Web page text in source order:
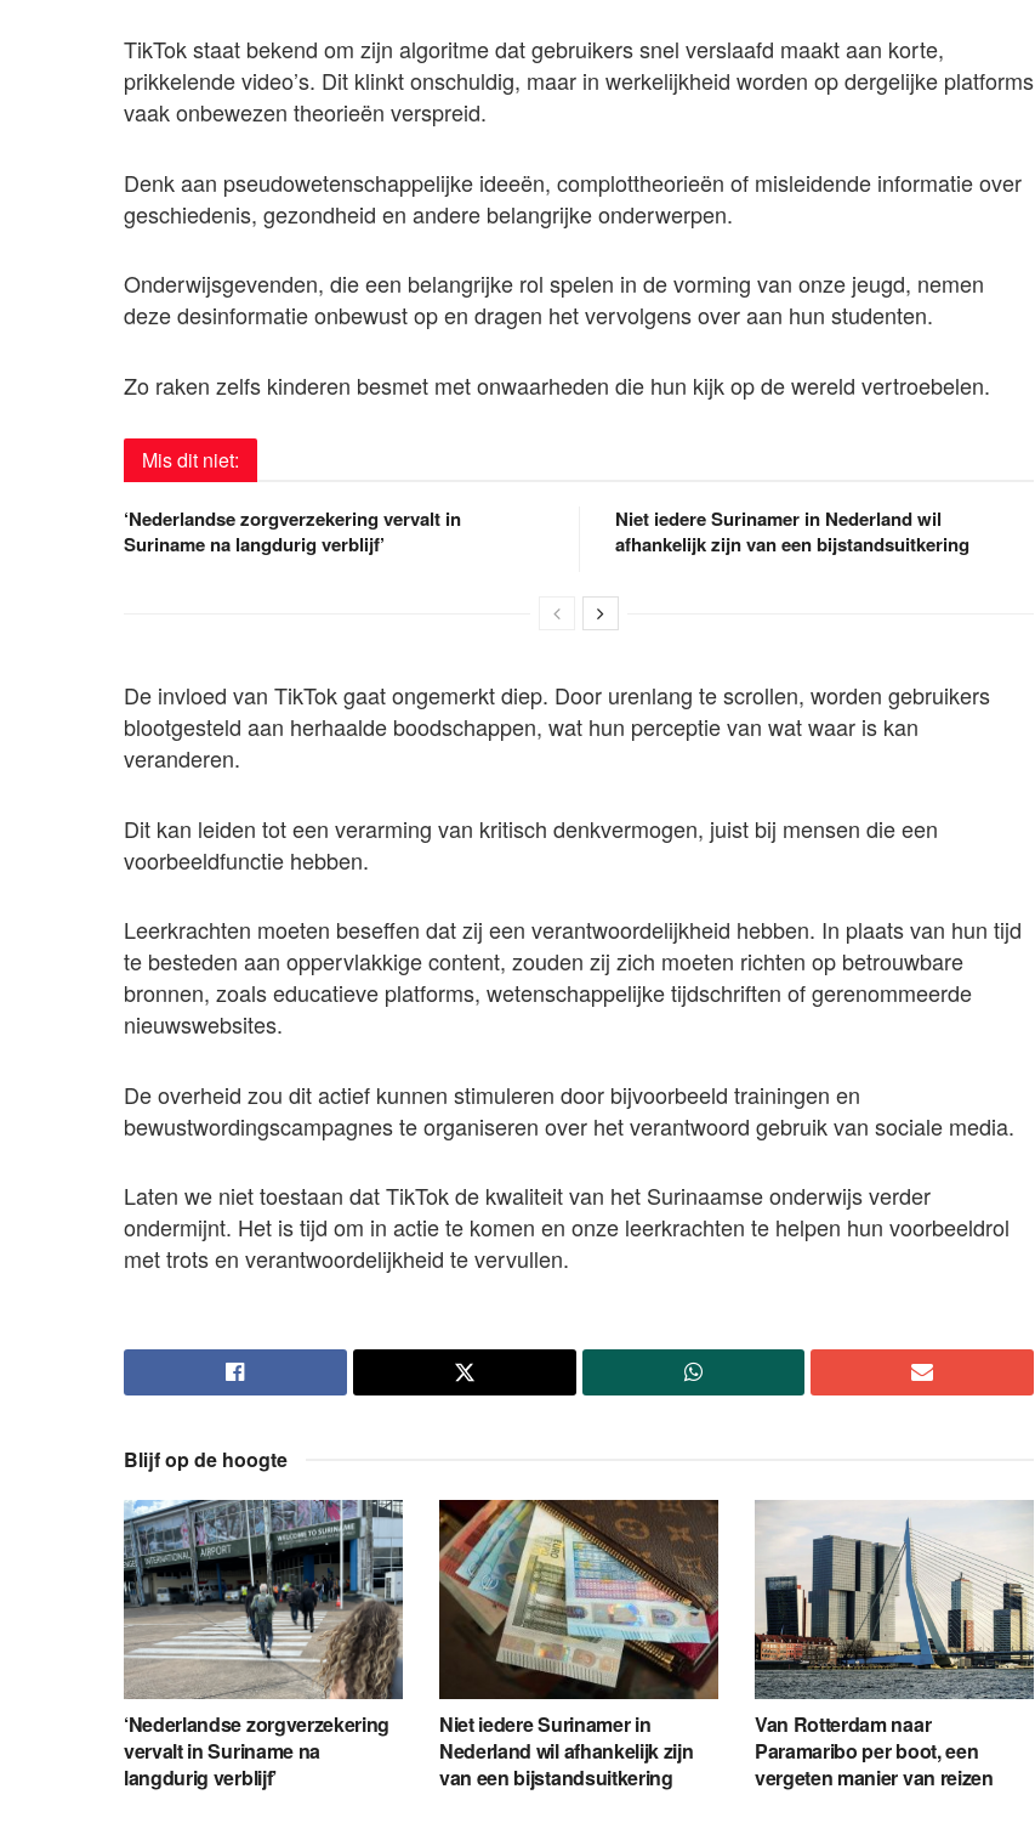
TikTok staat bekend om zijn algoritme dat gebruikers snel verslaafd maakt aan korte,
prikkelende video’s. Dit klinkt onschuldig, maar in werkelijkheid worden op dergelijke platforms
vaak onbewezen theorieën verspreid.
Denk aan pseudowetenschappelijke ideeën, complottheorieën of misleidende informatie over
geschiedenis, gezondheid en andere belangrijke onderwerpen.
Onderwijsgevenden, die een belangrijke rol spelen in de vorming van onze jeugd, nemen
deze desinformatie onbewust op en dragen het vervolgens over aan hun studenten.
Zo raken zelfs kinderen besmet met onwaarheden die hun kijk op de wereld vertroebelen.
Mis dit niet:
‘Nederlandse zorgverzekering vervalt in
Suriname na langdurig verblijf’
Niet iedere Surinamer in Nederland wil
afhankelijk zijn van een bijstandsuitkering
De invloed van TikTok gaat ongemerkt diep. Door urenlang te scrollen, worden gebruikers
blootgesteld aan herhaalde boodschappen, wat hun perceptie van wat waar is kan
veranderen.
Dit kan leiden tot een verarming van kritisch denkvermogen, juist bij mensen die een
voorbeeldfunctie hebben.
Leerkrachten moeten beseffen dat zij een verantwoordelijkheid hebben. In plaats van hun tijd
te besteden aan oppervlakkige content, zouden zij zich moeten richten op betrouwbare
bronnen, zoals educatieve platforms, wetenschappelijke tijdschriften of gerenommeerde
nieuwswebsites.
De overheid zou dit actief kunnen stimuleren door bijvoorbeeld trainingen en
bewustwordingscampagnes te organiseren over het verantwoord gebruik van sociale media.
Laten we niet toestaan dat TikTok de kwaliteit van het Surinaamse onderwijs verder
ondermijnt. Het is tijd om in actie te komen en onze leerkrachten te helpen hun voorbeeldrol
met trots en verantwoordelijkheid te vervullen.
Blijf op de hoogte
‘Nederlandse zorgverzekering
vervalt in Suriname na
langdurig verblijf’
Niet iedere Surinamer in
Nederland wil afhankelijk zijn
van een bijstandsuitkering
Van Rotterdam naar
Paramaribo per boot, een
vergeten manier van reizen